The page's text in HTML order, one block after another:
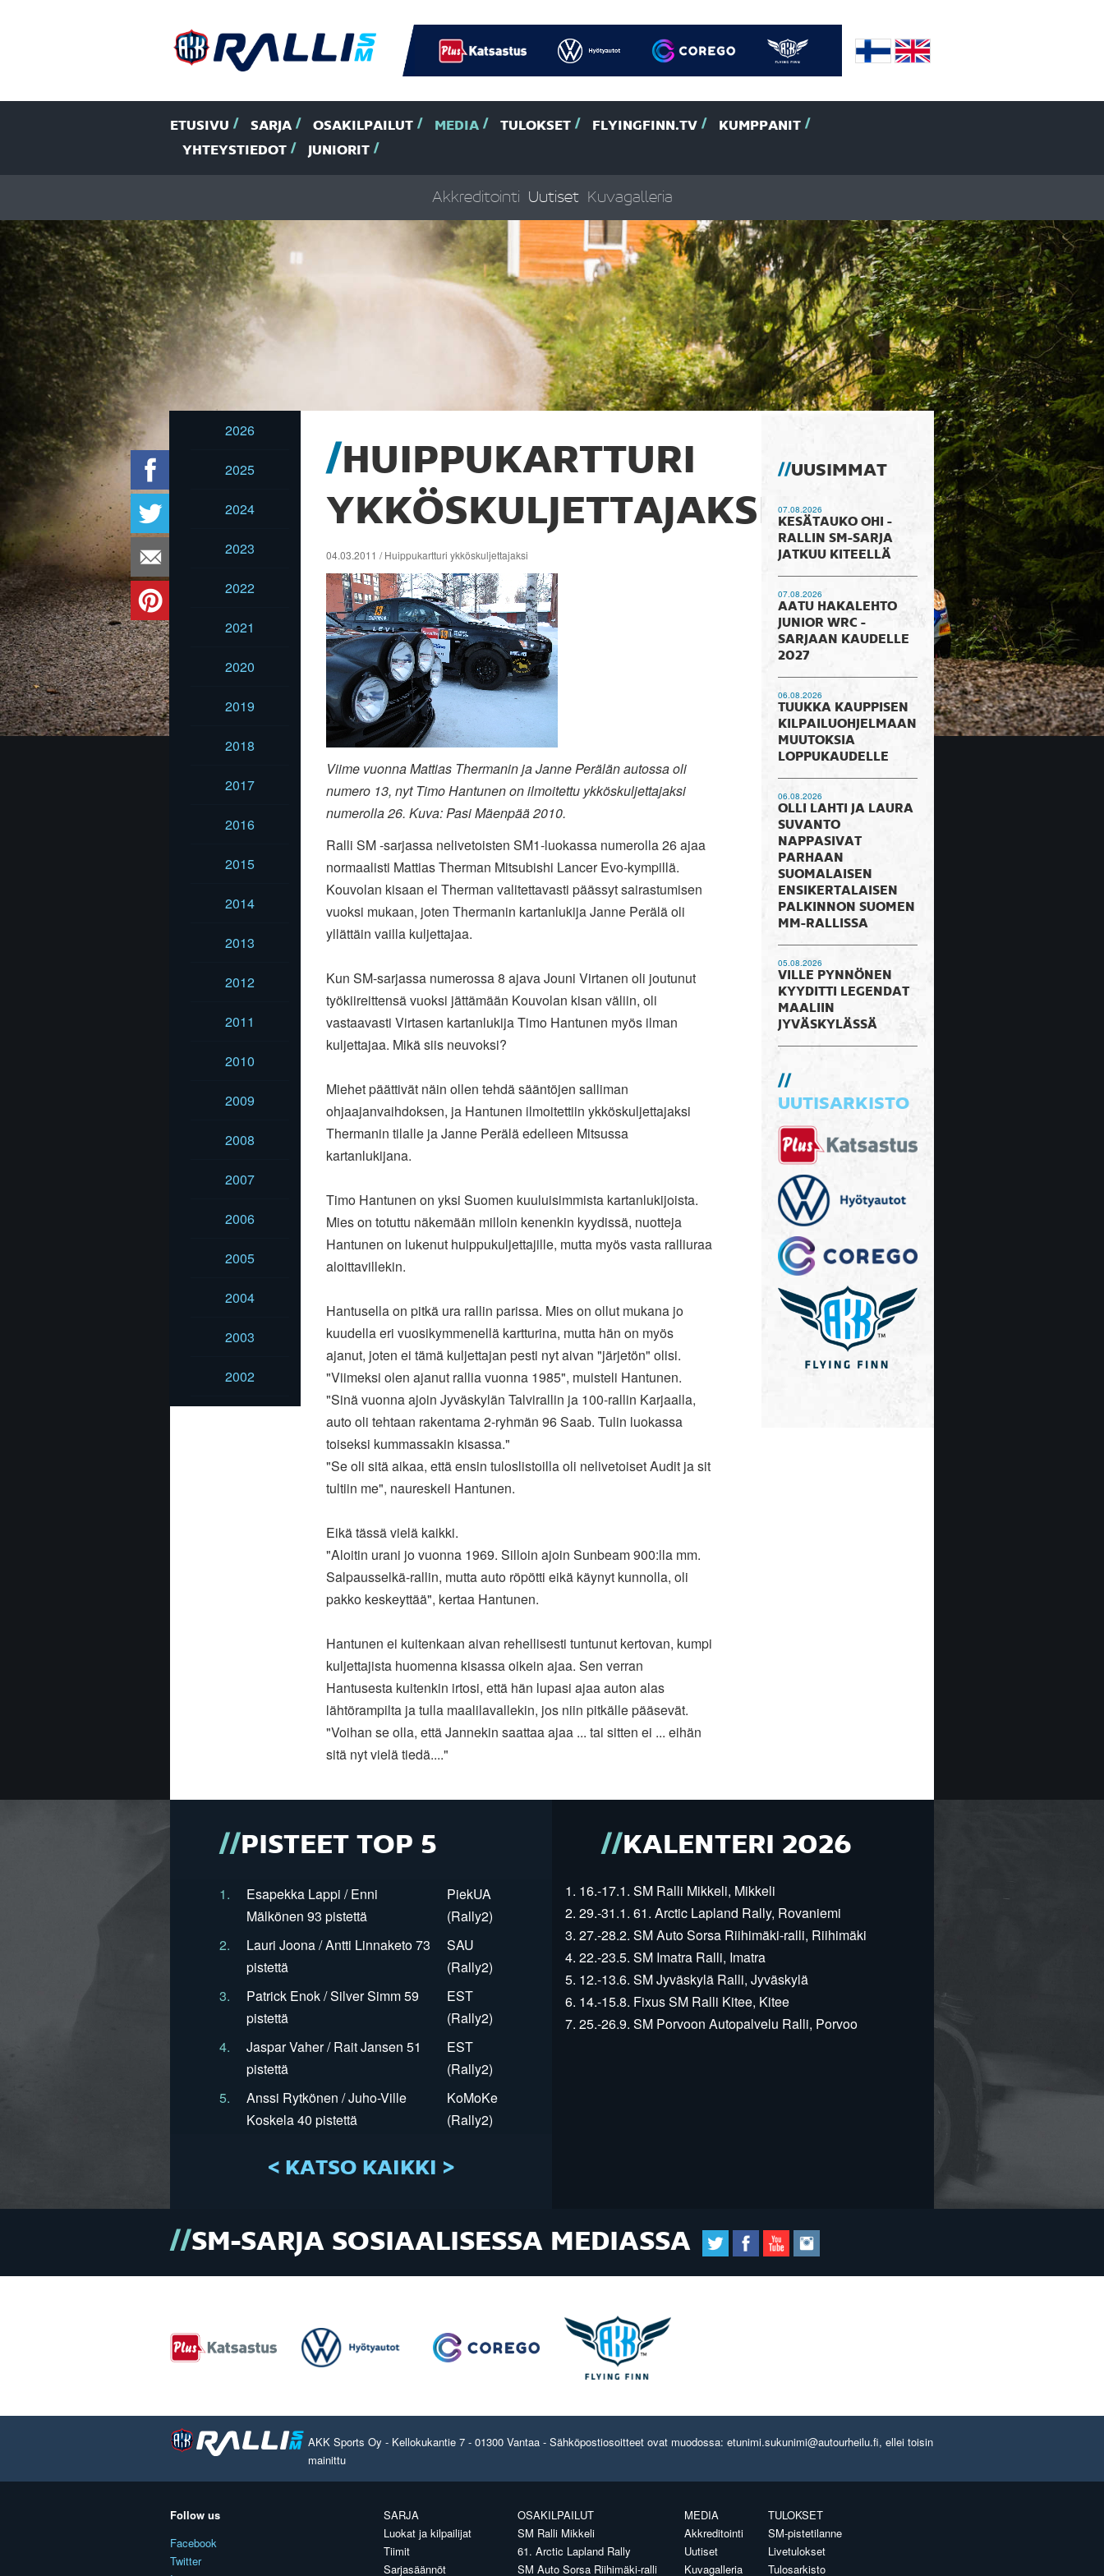
ETUSIVU SARJA OSAKILPAILUT MEDIA TULOKSET FLYINGFINN.TV
KUMPPANIT
YHTEYSTIEDOT
JUNIORIT
Akkreditointi Uutiset Kuvagalleria
2026
2025
2024
2023
2022
2021
2020
2019
2018
2017
2016
2015
2014
2013
2012
2011
2010
2009
2008
2007
2006
2005
2004
2003
2002
HUIPPUKARTTURI
YKKÖSKULJETTAJAKSI
04.03.2011 / Huippukartturi ykköskuljettajaksi
Viime vuonna Mattias Thermanin ja Janne Perälän autossa oli
numero 13, nyt Timo Hantunen on ilmoitettu ykköskuljettajaksi
numerolla 26. Kuva: Pasi Mäenpää 2010.
Ralli SM -sarjassa nelivetoisten SM1-luokassa numerolla 26 ajaa
normaalisti Mattias Therman Mitsubishi Lancer Evo-kympillä.
Kouvolan kisaan ei Therman valitettavasti päässyt sairastumisen
vuoksi mukaan, joten Thermanin kartanlukija Janne Perälä oli
yllättäin vailla kuljettajaa.
Kun SM-sarjassa numerossa 8 ajava Jouni Virtanen oli joutunut
työkiireittensä vuoksi jättämään Kouvolan kisan väliin, oli
vastaavasti Virtasen kartanlukija Timo Hantunen myös ilman
kuljettajaa. Mikä siis neuvoksi?
Miehet päättivät näin ollen tehdä sääntöjen salliman
ohjaajanvaihdoksen, ja Hantunen ilmoitettiin ykköskuljettajaksi
Thermanin tilalle ja Janne Perälä edelleen Mitsussa
kartanlukijana.
Timo Hantunen on yksi Suomen kuuluisimmista kartanlukijoista.
Mies on totuttu näkemään milloin kenenkin kyydissä, nuotteja
Hantunen on lukenut huippukuljettajille, mutta myös vasta ralliuraa
aloittavillekin.
Hantusella on pitkä ura rallin parissa. Mies on ollut mukana jo
kuudella eri vuosikymmenellä kartturina, mutta hän on myös
ajanut, joten ei tämä kuljettajan pesti nyt aivan "järjetön" olisi.
"Viimeksi olen ajanut rallia vuonna 1985", muisteli Hantunen.
"Sinä vuonna ajoin Jyväskylän Talvirallin ja 100-rallin Karjaalla,
auto oli tehtaan rakentama 2-ryhmän 96 Saab. Tulin luokassa
toiseksi kummassakin kisassa."
"Se oli sitä aikaa, että ensin tuloslistoilla oli nelivetoiset Audit ja sit
tultiin me", naureskeli Hantunen.
Eikä tässä vielä kaikki.
"Aloitin urani jo vuonna 1969. Silloin ajoin Sunbeam 900:lla mm.
Salpausselkä-rallin, mutta auto röpötti eikä käynyt kunnolla, oli
pakko keskeyttää", kertaa Hantunen.
Hantunen ei kuitenkaan aivan rehellisesti tuntunut kertovan, kumpi
kuljettajista huomenna kisassa oikein ajaa. Sen verran
Hantusesta kuitenkin irtosi, että hän lupasi ajaa auton alas
lähtörampilta ja tulla maalilavallekin, jos niin pitkälle pääsevät.
"Voihan se olla, että Jannekin saattaa ajaa ... tai sitten ei ... eihän
sitä nyt vielä tiedä...."
UUSIMMAT
07.08.2026
KESÄTAUKO OHI -
RALLIN SM-SARJA
JATKUU KITEELLÄ
07.08.2026
AATU HAKALEHTO
JUNIOR WRC -
SARJAAN KAUDELLE
2027
06.08.2026
TUUKKA KAUPPISEN
KILPAILUOHJELMAAN
MUUTOKSIA
LOPPUKAUDELLE
06.08.2026
OLLI LAHTI JA LAURA
SUVANTO
NAPPASIVAT
PARHAAN
SUOMALAISEN
ENSIKERTALAISEN
PALKINNON SUOMEN
MM-RALLISSA
05.08.2026
VILLE PYNNÖNEN
KYYDITTI LEGENDAT
MAALIIN
JYVÄSKYLÄSSÄ
UUTISARKISTO
PISTEET TOP 5
1.
Esapekka Lappi / Enni
Mälkönen 93 pistettä
PiekUA
(Rally2)
2.
Lauri Joona / Antti Linnaketo 73
pistettä
SAU
(Rally2)
3.
Patrick Enok / Silver Simm 59
pistettä
EST
(Rally2)
4.
Jaspar Vaher / Rait Jansen 51
pistettä
EST
(Rally2)
5.
Anssi Rytkönen / Juho-Ville
Koskela 40 pistettä
KoMoKe
(Rally2)
< KATSO KAIKKI >
KALENTERI 2026
1. 16.-17.1. SM Ralli Mikkeli, Mikkeli
2. 29.-31.1. 61. Arctic Lapland Rally, Rovaniemi
3. 27.-28.2. SM Auto Sorsa Riihimäki-ralli, Riihimäki
4. 22.-23.5. SM Imatra Ralli, Imatra
5. 12.-13.6. SM Jyväskylä Ralli, Jyväskylä
6. 14.-15.8. Fixus SM Ralli Kitee, Kitee
7. 25.-26.9. SM Porvoon Autopalvelu Ralli, Porvoo
SM-SARJA SOSIAALISESSA MEDIASSA
AKK Sports Oy - Kellokukantie 7 - 01300 Vantaa - Sähköpostiosoitteet ovat muodossa: etunimi.sukunimi@autourheilu.fi, ellei toisin
mainittu
Follow us
Facebook
Twitter
SARJA
Luokat ja kilpailijat
Tiimit
Sarjasäännöt
OSAKILPAILUT
SM Ralli Mikkeli
61. Arctic Lapland Rally
SM Auto Sorsa Riihimäki-ralli
MEDIA
Akkreditointi
Uutiset
Kuvagalleria
TULOKSET
SM-pistetilanne
Livetulokset
Tulosarkisto